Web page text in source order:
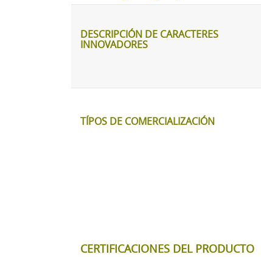
DESCRIPCIÓN DE CARACTERES
INNOVADORES
TÍPOS DE COMERCIALIZACIÓN
CERTIFICACIONES DEL PRODUCTO